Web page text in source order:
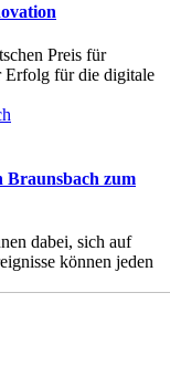
Preis für
Erfolg für die digitale
Braunsbach zum
dabei, sich auf
können jeden